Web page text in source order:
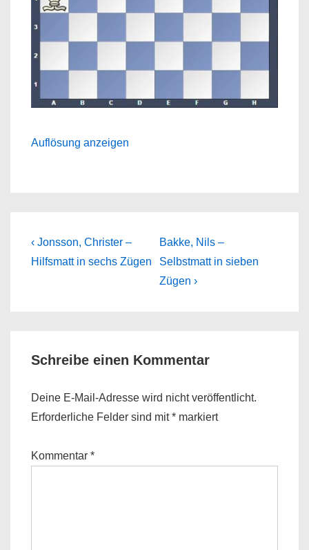
Auflösung anzeigen
Beitragsnavigation
Previous
Post
‹ Jonsson, Christer –
Hilfsmatt in sechs Zügen
Next
Post
is
Bakke, Nils –
Selbstmatt in sieben
Zügen ›
Schreibe einen Kommentar
Deine E-Mail-Adresse wird nicht veröffentlicht.
Erforderliche Felder sind mit* markiert
Kommentar *